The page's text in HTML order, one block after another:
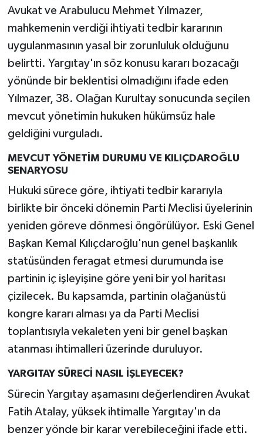
Avukat ve Arabulucu Mehmet Yılmazer,
mahkemenin verdiği ihtiyati tedbir kararının
uygulanmasının yasal bir zorunluluk olduğunu
belirtti. Yargıtay'ın söz konusu kararı bozacağı
yönünde bir beklentisi olmadığını ifade eden
Yılmazer, 38. Olağan Kurultay sonucunda seçilen
mevcut yönetimin hukuken hükümsüz hale
geldiğini vurguladı.
MEVCUT YÖNETİM DURUMU VE KILIÇDAROĞLU
SENARYOSU
Hukuki sürece göre, ihtiyati tedbir kararıyla
birlikte bir önceki dönemin Parti Meclisi üyelerinin
yeniden göreve dönmesi öngörülüyor. Eski Genel
Başkan Kemal Kılıçdaroğlu'nun genel başkanlık
statüsünden feragat etmesi durumunda ise
partinin iç işleyişine göre yeni bir yol haritası
çizilecek. Bu kapsamda, partinin olağanüstü
kongre kararı alması ya da Parti Meclisi
toplantısıyla vekaleten yeni bir genel başkan
atanması ihtimalleri üzerinde duruluyor.
YARGITAY SÜRECİ NASIL İŞLEYECEK?
Sürecin Yargıtay aşamasını değerlendiren Avukat
Fatih Atalay, yüksek ihtimalle Yargıtay'ın da
benzer yönde bir karar verebileceğini ifade etti.